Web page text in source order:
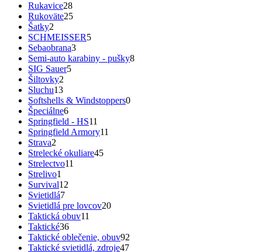
Rukavice28
Rukoväte25
Šatky2
SCHMEISSER5
Sebaobrana3
Semi-auto karabiny - pušky8
SIG Sauer5
Šiltovky2
Sluchu13
Softshells & Windstoppers0
Špeciálne6
Springfield - HS11
Springfield Armory11
Strava2
Strelecké okuliare45
Strelectvo11
Strelivo1
Survival12
Svietidlá7
Svietidlá pre lovcov20
Taktická obuv11
Taktické36
Taktické oblečenie, obuv92
Taktické svietidlá, zdroje47